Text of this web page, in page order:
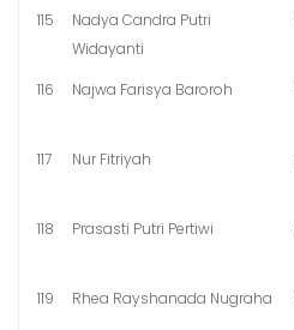
115
Nadya Candra Putri
Widayanti
116
Najwa Farisya Baroroh
117
Nur Fitriyah
118
Prasasti Putri Pertiwi
119
Rhea Rayshanada Nugraha